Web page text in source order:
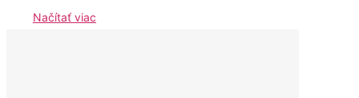
bola:
Načítať viac